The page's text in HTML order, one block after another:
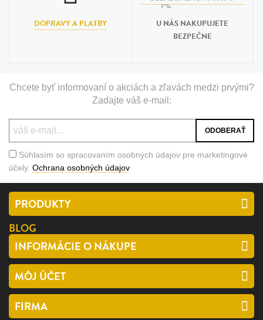
DOPRAVY A PLATBY
U NÁS NAKUPUJETE
BEZPEČNE
Chcete byť informovaní o akciách a zľavách medzi prvými?
Zadajte váš e-mail:
Súhlasím so spracovaním osobných údajov pre marketingové
účely. Ochrana osobných údajov
PRODUKTY
BLOG
INFORMÁCIE O NÁKUPE
MÔJ ÚČET
FIRMA